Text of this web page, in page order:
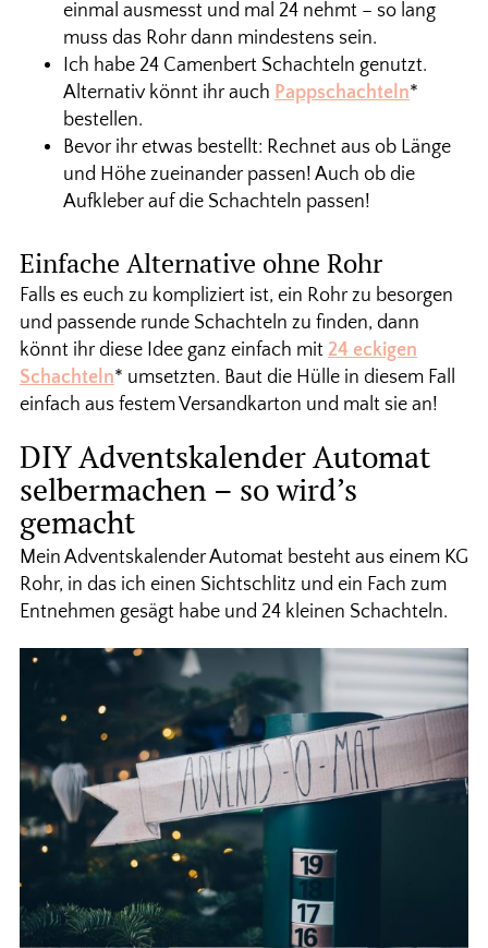
einmal ausmesst und mal 24 nehmt – so lang
muss das Rohr dann mindestens sein.
Ich habe 24 Camenbert Schachteln genutzt.
Alternativ könnt ihr auch Pappschachteln*
bestellen.
Bevor ihr etwas bestellt: Rechnet aus ob Länge
und Höhe zueinander passen! Auch ob die
Aufkleber auf die Schachteln passen!
Einfache Alternative ohne Rohr
Falls es euch zu kompliziert ist, ein Rohr zu besorgen
und passende runde Schachteln zu finden, dann
könnt ihr diese Idee ganz einfach mit 24 eckigen
Schachteln* umsetzten. Baut die Hülle in diesem Fall
einfach aus festem Versandkarton und malt sie an!
DIY Adventskalender Automat
selbermachen – so wird’s
gemacht
Mein Adventskalender Automat besteht aus einem KG
Rohr, in das ich einen Sichtschlitz und ein Fach zum
Entnehmen gesägt habe und 24 kleinen Schachteln.